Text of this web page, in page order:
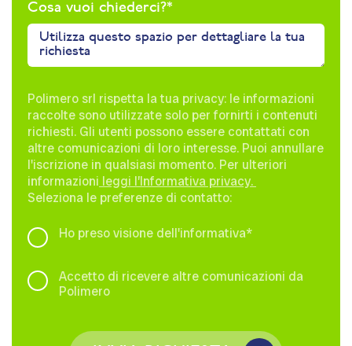
Cosa vuoi chiederci?*
Polimero srl rispetta la tua privacy: le informazioni
raccolte sono utilizzate solo per fornirti i contenuti
richiesti. Gli utenti possono essere contattati con
altre comunicazioni di loro interesse. Puoi annullare
l'iscrizione in qualsiasi momento. Per ulteriori
informazioni leggi l’Informativa privacy.
Seleziona le preferenze di contatto:
Ho preso visione dell'informativa*
Accetto di ricevere altre comunicazioni da
Polimero